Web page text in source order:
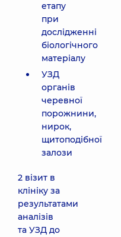
етапу
при
дослідженні
біологічного
матеріалу
УЗД
органів
черевної
порожнини,
нирок,
щитоподібної
залози
2 візит в
клініку за
результатами
аналізів
та УЗД до